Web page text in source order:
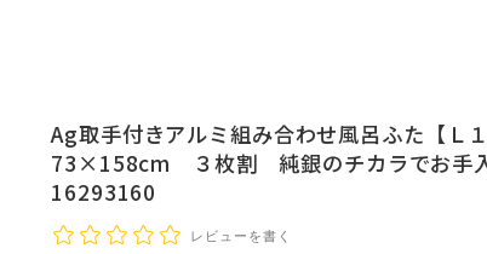
Ag取手付きアルミ組み合わせ風呂ふた【Ｌ１
73×158cm ３枚割 純銀のチカラでお手入
16293160
レビューを書く